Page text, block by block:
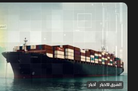
الشرق للأخبار أخبار